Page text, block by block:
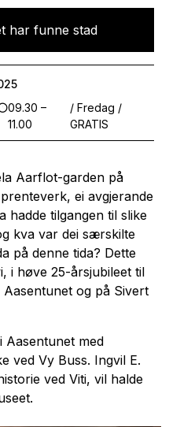
har funne stad
09.30 –
11.00
/ Fredag /
GRATIS
Aarflot-garden på
ei avgjerande
hadde tilgangen til slike
kva var dei særskilte
på denne tida? Dette
i høve 25-årsjubileet til
og på Sivert
Aasentunet med
ved Vy Buss. Ingvil E.
ved Viti, vil halde